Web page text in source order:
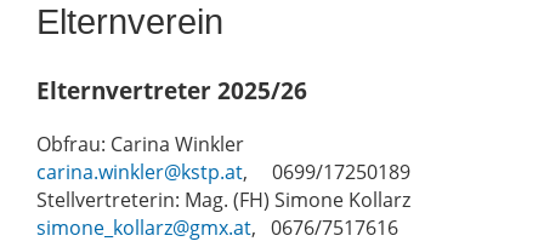
Elternverein
Elternvertreter 2025/26
Obfrau: Carina Winkler
carina.winkler@kstp.at, 0699/17250189
Stellvertreterin: Mag. (FH) Simone Kollarz
simone_kollarz@gmx.at, 0676/7517616